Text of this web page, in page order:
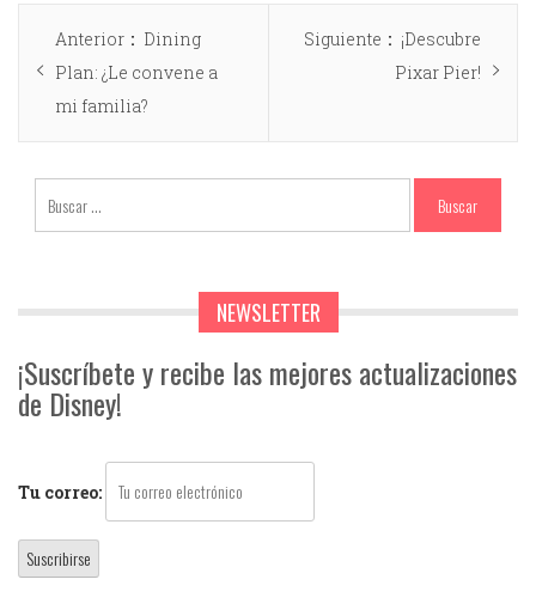
Anterior
Dining
Plan: ¿Le convene a
mi familia?
Siguiente
¡Descubre
Pixar Pier!
NEWSLETTER
¡Suscríbete y recibe las mejores actualizaciones
de Disney!
Tu correo: